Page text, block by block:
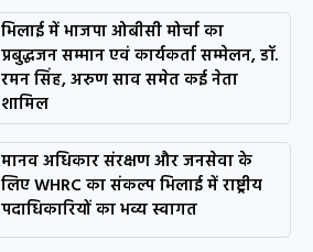
भिलाई में भाजपा ओबीसी मोर्चा का
प्रबुद्धजन सम्मान एवं कार्यकर्ता सम्मेलन, डॉ.
रमन सिंह, अरुण साव समेत कई नेता
शामिल
मानव अधिकार संरक्षण और जनसेवा के
लिए WHRC का संकल्प भिलाई में राष्ट्रीय
पदाधिकारियों का भव्य स्वागत